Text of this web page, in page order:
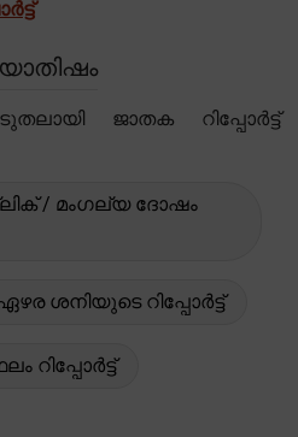
ജാതക റിപ്പോർട്ട്
/ മംഗല്യ ദോഷം
ശനിയുടെ റിപ്പോർട്ട്